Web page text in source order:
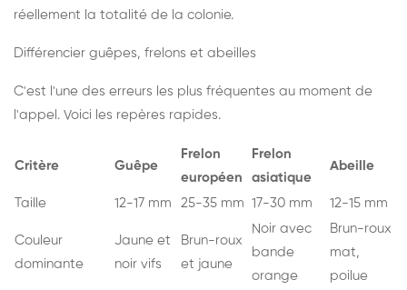
réellement la totalité de la colonie.
Différencier guêpes, frelons et abeilles
C'est l'une des erreurs les plus fréquentes au moment de
l'appel. Voici les repères rapides.
Critère Guêpe
Frelon
européen
Frelon
asiatique
Abeille
Taille 12-17 mm 25-35 mm 17-30 mm 12-15 mm
Couleur
dominante
Jaune et
noir vifs
Brun-roux
et jaune
Noir avec
bande
orange
Brun-roux
mat,
poilue